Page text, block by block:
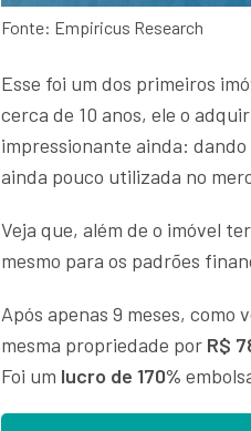
Fonte: Empiricus Research
Esse foi um dos primeiros
cerca de 10 anos, ele o
impressionante ainda: dando
ainda pouco utilizada no
Veja que, além de o imóvel
mesmo para os padrões
Após apenas 9 meses,
mesma propriedade por R$
Foi um lucro de 170%